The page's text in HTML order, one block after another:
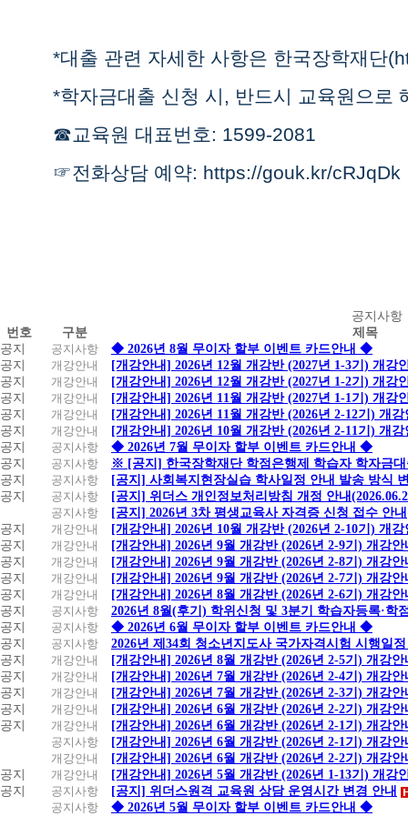
*대출 관련 자세한 사항은 한국장학재단(
*학자금대출 신청 시, 반드시 교육원으로
☎교육원 대표번호: 1599-2081
☞전화상담 예약: https://gouk.kr/cRJqDk
지
사
항
공지사항
번호
구분
제목
공지
공지사항
◆ 2026년 8월 무이자 할부 이벤트 카드안내 ◆
공지
개강안내
[개강안내] 2026년 12월 개강반 (2027년 1-3기) 개강
공지
개강안내
[개강안내] 2026년 12월 개강반 (2027년 1-2기) 개강
공지
개강안내
[개강안내] 2026년 11월 개강반 (2027년 1-1기) 개강
공지
개강안내
[개강안내] 2026년 11월 개강반 (2026년 2-12기) 개강
공지
개강안내
[개강안내] 2026년 10월 개강반 (2026년 2-11기) 개강
공지
공지사항
◆ 2026년 7월 무이자 할부 이벤트 카드안내 ◆
공지
공지사항
※ [공지] 한국장학재단 학점은행제 학습자 학자금
공지
공지사항
[공지] 사회복지현장실습 학사일정 안내 발송 방식
공지
공지사항
[공지] 위더스 개인정보처리방침 개정 안내
공지사항
[공지] 2026년 3차 평생교육사 자격증 신청 접수 안내
공지
개강안내
[개강안내] 2026년 10월 개강반 (2026년 2-10기) 개강
공지
개강안내
[개강안내] 2026년 9월 개강반 (2026년 2-9기) 개강안
공지
개강안내
[개강안내] 2026년 9월 개강반 (2026년 2-8기) 개강안
공지
개강안내
[개강안내] 2026년 9월 개강반 (2026년 2-7기) 개강안
공지
개강안내
[개강안내] 2026년 8월 개강반 (2026년 2-6기) 개강안
공지
공지사항
2026년 8월(후기) 학위신청 및 3분기 학습자등록·학
공지
공지사항
◆ 2026년 6월 무이자 할부 이벤트 카드안내 ◆
공지
공지사항
2026년 제34회 청소년지도사 국가자격시험 시행일
공지
개강안내
[개강안내] 2026년 8월 개강반 (2026년 2-5기) 개강안
공지
개강안내
[개강안내] 2026년 7월 개강반 (2026년 2-4기) 개강안
공지
개강안내
[개강안내] 2026년 7월 개강반 (2026년 2-3기) 개강안
공지
개강안내
[개강안내] 2026년 6월 개강반 (2026년 2-2기) 개강안
공지
개강안내
[개강안내] 2026년 6월 개강반 (2026년 2-1기) 개강안
공지사항
[개강안내] 2026년 6월 개강반 (2026년 2-1기) 개강안
개강안내
[개강안내] 2026년 6월 개강반 (2026년 2-2기) 개강안
공지
개강안내
[개강안내] 2026년 5월 개강반 (2026년 1-13기) 개강
공지
공지사항
[공지] 위더스원격 교육원 상담 운영시간 변경 안내
공지사항
◆ 2026년 5월 무이자 할부 이벤트 카드안내 ◆